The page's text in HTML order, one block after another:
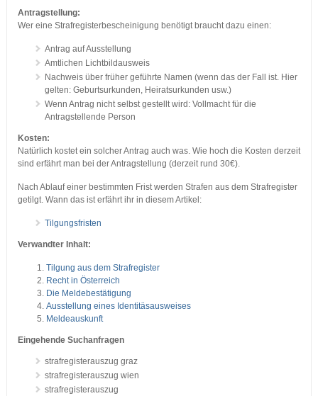
Antragstellung:
Wer eine Strafregisterbescheinigung benötigt braucht dazu einen:
Antrag auf Ausstellung
Amtlichen Lichtbildausweis
Nachweis über früher geführte Namen (wenn das der Fall ist. Hier
gelten: Geburtsurkunden, Heiratsurkunden usw.)
Wenn Antrag nicht selbst gestellt wird: Vollmacht für die
Antragstellende Person
Kosten:
Natürlich kostet ein solcher Antrag auch was. Wie hoch die Kosten derzeit
sind erfährt man bei der Antragstellung (derzeit rund 30€).
Nach Ablauf einer bestimmten Frist werden Strafen aus dem Strafregister
getilgt. Wann das ist erfährt ihr in diesem Artikel:
Tilgungsfristen
Verwandter Inhalt:
Tilgung aus dem Strafregister
Recht in Österreich
Die Meldebestätigung
Ausstellung eines Identitäsausweises
Meldeauskunft
Eingehende Suchanfragen
strafregisterauszug graz
strafregisterauszug wien
strafregisterauszug